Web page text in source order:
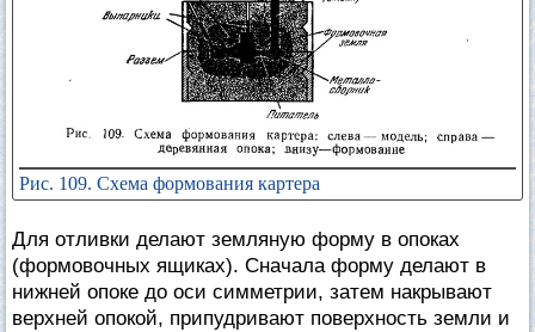
Рис. 109. Схема формования картера
Для отливки делают земляную форму в опоках
(формовочных ящиках). Сначала форму делают в
нижней опоке до оси симметрии, затем накрывают
верхней опокой, припудривают поверхность земли и